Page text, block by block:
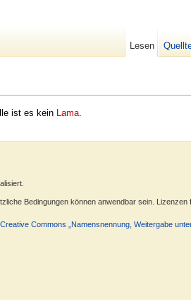
ist es kein Lama.
Lesen
Bedingungen können anwendbar sein. Lizenzen